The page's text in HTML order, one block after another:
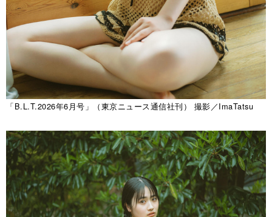
「B.L.T.2026年6月号」（東京ニュース通信社刊） 撮影／ImaTatsu